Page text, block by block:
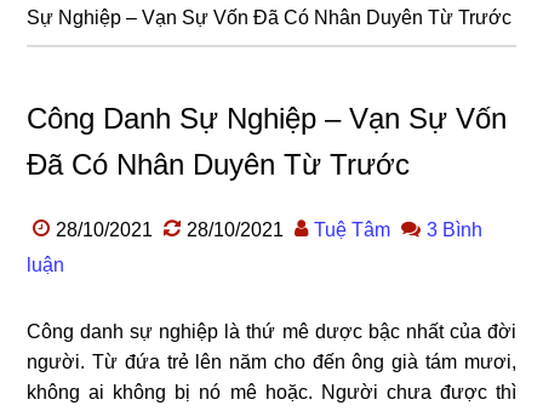
Sự Nghiệp – Vạn Sự Vốn Đã Có Nhân Duyên Từ Trước
Công Danh Sự Nghiệp – Vạn Sự Vốn
Đã Có Nhân Duyên Từ Trước
28/10/2021 28/10/2021 Tuệ Tâm
3 Bình
luận
Công danh sự nghiệp là thứ mê dược bậc nhất của đời
người. Từ đứa trẻ lên năm cho đến ông già tám mươi,
không ai không bị nó mê hoặc. Người chưa được thì